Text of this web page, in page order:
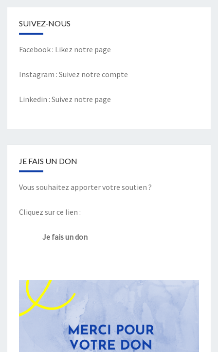
SUIVEZ-NOUS
Facebook : Likez notre page
Instagram : Suivez notre compte
Linkedin : Suivez notre page
JE FAIS UN DON
Vous souhaitez apporter votre soutien ?
Cliquez sur ce lien :
Je fais un don